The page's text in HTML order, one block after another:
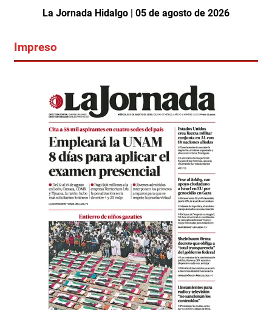
La Jornada Hidalgo | 05 de agosto de 2026
Impreso